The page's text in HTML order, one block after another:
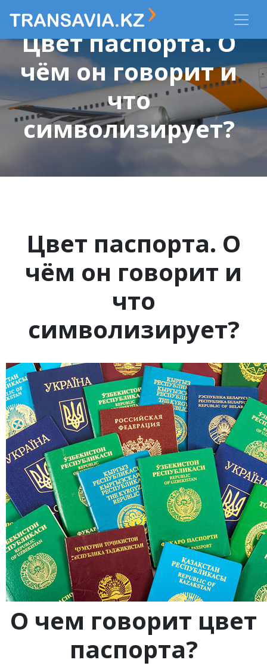
Цвет паспорта. О
чём он говорит и
что
символизирует?
Цвет паспорта. О
чём он говорит и
что
символизирует?
О чем говорит цвет
паспорта?